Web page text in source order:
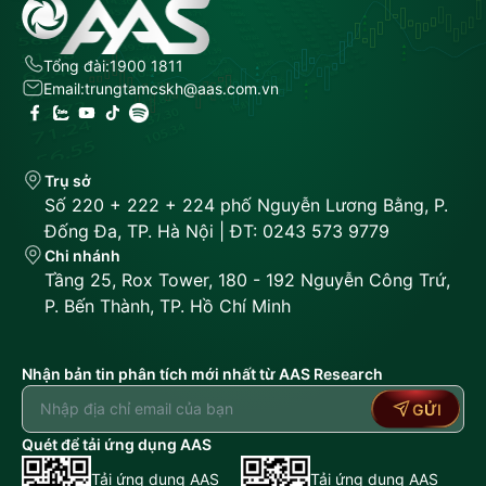
Tổng đài:1900 1811
Email:trungtamcskh@aas.com.vn
Trụ sở
Số 220 + 222 + 224 phố Nguyễn Lương Bằng, P.
Đống Đa, TP. Hà Nội | ĐT: 0243 573 9779
Chi nhánh
Tầng 25, Rox Tower, 180 - 192 Nguyễn Công Trứ,
P. Bến Thành, TP. Hồ Chí Minh
Nhận bản tin phân tích mới nhất từ AAS Research
GỬI
Quét để tải ứng dụng AAS
Tải ứng dụng AAS
Tải ứng dụng AAS